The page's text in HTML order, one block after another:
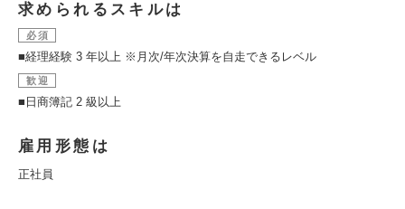
求められるスキルは
必須
■経理経験 3 年以上 ※月次/年次決算を自走できるレベル
歓迎
■日商簿記 2 級以上
雇用形態は
正社員